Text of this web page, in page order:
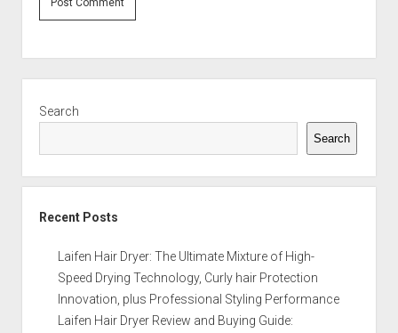
Search
Search
Recent Posts
Laifen Hair Dryer: The Ultimate Mixture of High-
Speed Drying Technology, Curly hair Protection
Innovation, plus Professional Styling Performance
Laifen Hair Dryer Review and Buying Guide: